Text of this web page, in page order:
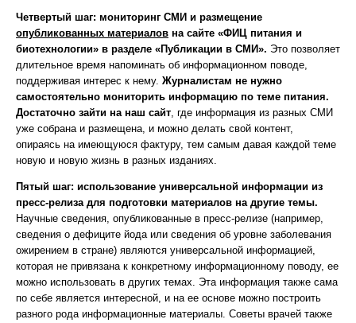
Четвертый шаг: мониторинг СМИ и размещение
опубликованных материалов на сайте «ФИЦ питания и
биотехнологии» в разделе «Публикации в СМИ». Это позволяет
длительное время напоминать об информационном поводе,
поддерживая интерес к нему. Журналистам не нужно
самостоятельно мониторить информацию по теме питания.
Достаточно зайти на наш сайт, где информация из разных СМИ
уже собрана и размещена, и можно делать свой контент,
опираясь на имеющуюся фактуру, тем самым давая каждой теме
новую и новую жизнь в разных изданиях.
Пятый шаг: использование универсальной информации из
пресс-релиза для подготовки материалов на другие темы.
Научные сведения, опубликованные в пресс-релизе (например,
сведения о дефиците йода или сведения об уровне заболевания
ожирением в стране) являются универсальной информацией,
которая не привязана к конкретному информационному поводу, ее
можно использовать в других темах. Эта информация также сама
по себе является интересной, и на ее основе можно построить
разного рода информационные материалы. Советы врачей также